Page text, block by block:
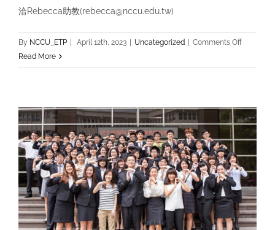
洽Rebecca助教(rebecca@nccu.edu.tw)
By NCCU_ETP | April 12th, 2023 | Uncategorized | Comments Offon
學
第
2
學
期
英
語
商
管
專
Read More